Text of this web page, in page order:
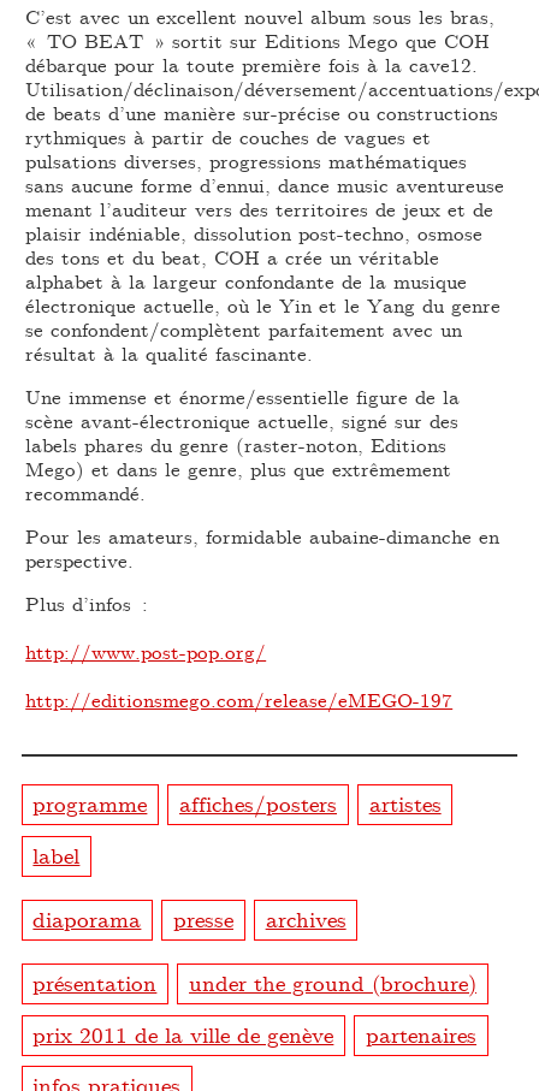
C’est avec un excellent nouvel album sous les bras,
« TO BEAT » sortit sur Editions Mego que COH
débarque pour la toute première fois à la cave12.
Utilisation/déclinaison/déversement/accentuations/
de beats d’une manière sur-précise ou constructions
rythmiques à partir de couches de vagues et
pulsations diverses, progressions mathématiques
sans aucune forme d’ennui, dance music aventureuse
menant l’auditeur vers des territoires de jeux et de
plaisir indéniable, dissolution post-techno, osmose
des tons et du beat, COH a crée un véritable
alphabet à la largeur confondante de la musique
électronique actuelle, où le Yin et le Yang du genre
se confondent/complètent parfaitement avec un
résultat à la qualité fascinante.
Une immense et énorme/essentielle figure de la
scène avant-électronique actuelle, signé sur des
labels phares du genre (raster-noton, Editions
Mego) et dans le genre, plus que extrêmement
recommandé.
Pour les amateurs, formidable aubaine-dimanche en
perspective.
Plus d’infos :
http://www.post-pop.org/
http://editionsmego.com/release/eMEGO-197
programme affiches/posters
artistes
label
diaporama presse archives
présentation
under the ground (brochure)
prix 2011 de la ville de genève
partenaires
infos pratiques